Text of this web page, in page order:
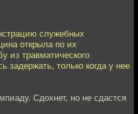
служебных
открыла по их
из травматического
задержать, только когда у нее
Сдохнет, но не сдастся